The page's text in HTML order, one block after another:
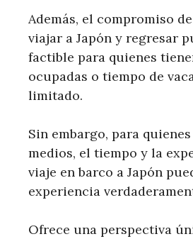
Además, el compromiso
viajar a Japón y regresar
factible para quienes
ocupadas o tiempo de
limitado.
Sin embargo, para
medios, el tiempo y la
viaje en barco a Japón
experiencia
Ofrece una perspectiva